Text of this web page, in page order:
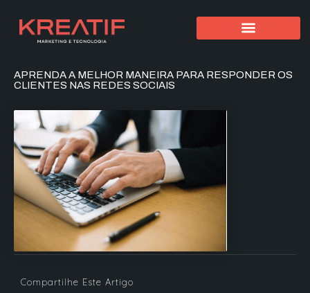
APRENDA A MELHOR MANEIRA PARA RESPONDER OS
CLIENTES NAS REDES SOCIAIS
Compartilhe Este Artigo